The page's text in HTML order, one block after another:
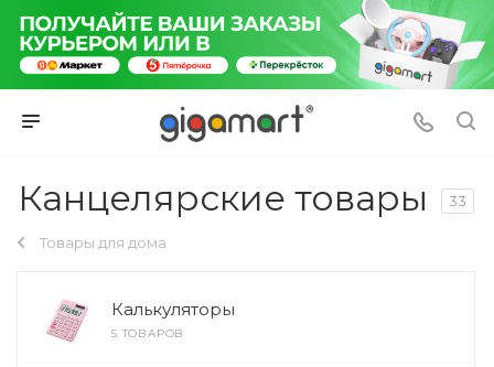
Канцелярские товары 33
Товары для дома
Калькуляторы
5 ТОВАРОВ